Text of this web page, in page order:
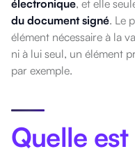
électronique, et elle
du document signé. Le
élément nécessaire à la
ni à lui seul, un élément
par exemple.
Quelle